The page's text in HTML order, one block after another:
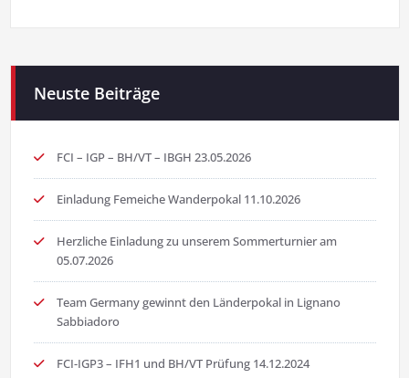
Neuste Beiträge
FCI – IGP – BH/VT – IBGH 23.05.2026
Einladung Femeiche Wanderpokal 11.10.2026
Herzliche Einladung zu unserem Sommerturnier am
05.07.2026
Team Germany gewinnt den Länderpokal in Lignano
Sabbiadoro
FCI-IGP3 – IFH1 und BH/VT Prüfung 14.12.2024